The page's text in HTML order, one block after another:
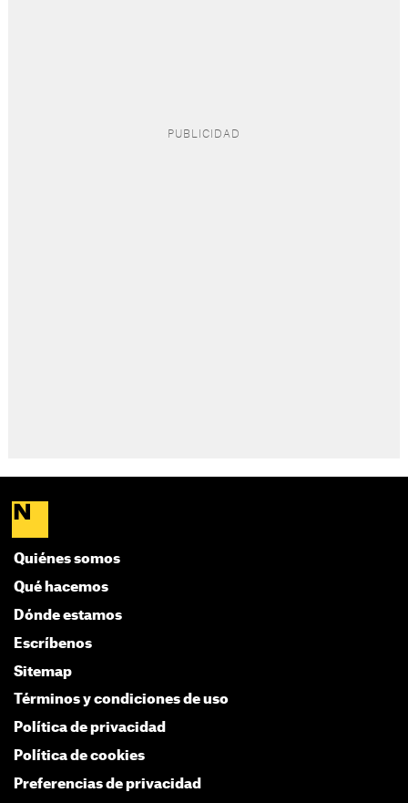
Quiénes somos
Qué hacemos
Dónde estamos
Escríbenos
Sitemap
Términos y condiciones de uso
Política de privacidad
Política de cookies
Preferencias de privacidad